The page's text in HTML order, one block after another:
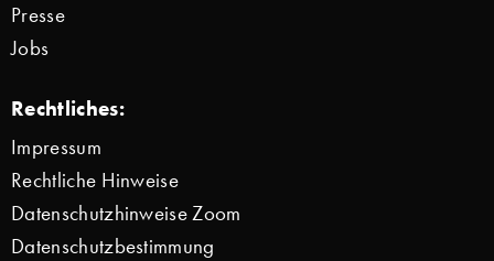
Presse
Jobs
Rechtliches:
Impressum
Rechtliche Hinweise
Datenschutzhinweise Zoom
Datenschutzbestimmung